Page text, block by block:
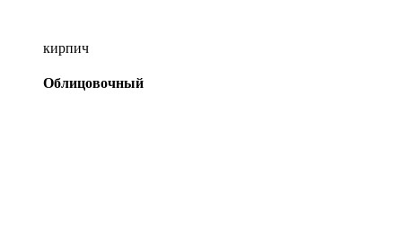
кирпич
Облицовочный